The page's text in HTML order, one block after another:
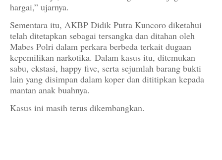
hargai,” ujarnya.
Sementara itu, AKBP Didik Putra Kuncoro diketahui
telah ditetapkan sebagai tersangka dan ditahan oleh
Mabes Polri dalam perkara berbeda terkait dugaan
kepemilikan narkotika. Dalam kasus itu, ditemukan
sabu, ekstasi, happy five, serta sejumlah barang bukti
lain yang disimpan dalam koper dan dititipkan kepada
mantan anak buahnya.
Kasus ini masih terus dikembangkan.